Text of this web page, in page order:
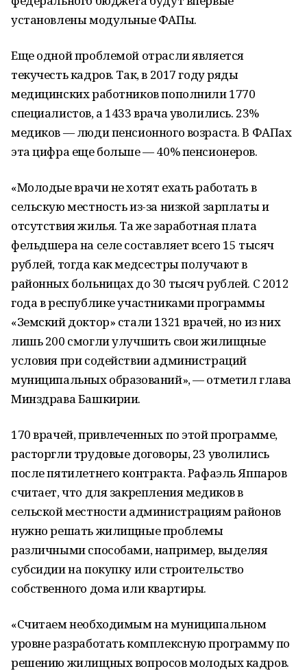
установлены модульные ФАПы.
Еще одной проблемой отрасли является
текучесть кадров. Так, в 2017 году ряды
медицинских работников пополнили 1770
специалистов, а 1433 врача уволились. 23%
медиков — люди пенсионного возраста. В ФАПах
эта цифра еще больше — 40% пенсионеров.
«Молодые врачи не хотят ехать работать в
сельскую местность из-за низкой зарплаты и
отсутствия жилья. Та же заработная плата
фельдшера на селе составляет всего 15 тысяч
рублей, тогда как медсестры получают в
районных больницах до 30 тысяч рублей. С 2012
года в республике участниками программы
«Земский доктор» стали 1321 врачей, но из них
лишь 200 смогли улучшить свои жилищные
условия при содействии администраций
муниципальных образований», — отметил глава
Минздрава Башкирии.
170 врачей, привлеченных по этой программе,
расторгли трудовые договоры, 23 уволились
после пятилетнего контракта. Рафаэль Яппаров
считает, что для закрепления медиков в
сельской местности администрациям районов
нужно решать жилищные проблемы
различными способами, например, выделяя
субсидии на покупку или строительство
собственного дома или квартиры.
«Считаем необходимым на муниципальном
уровне разработать комплексную программу по
решению жилищных вопросов молодых кадров.